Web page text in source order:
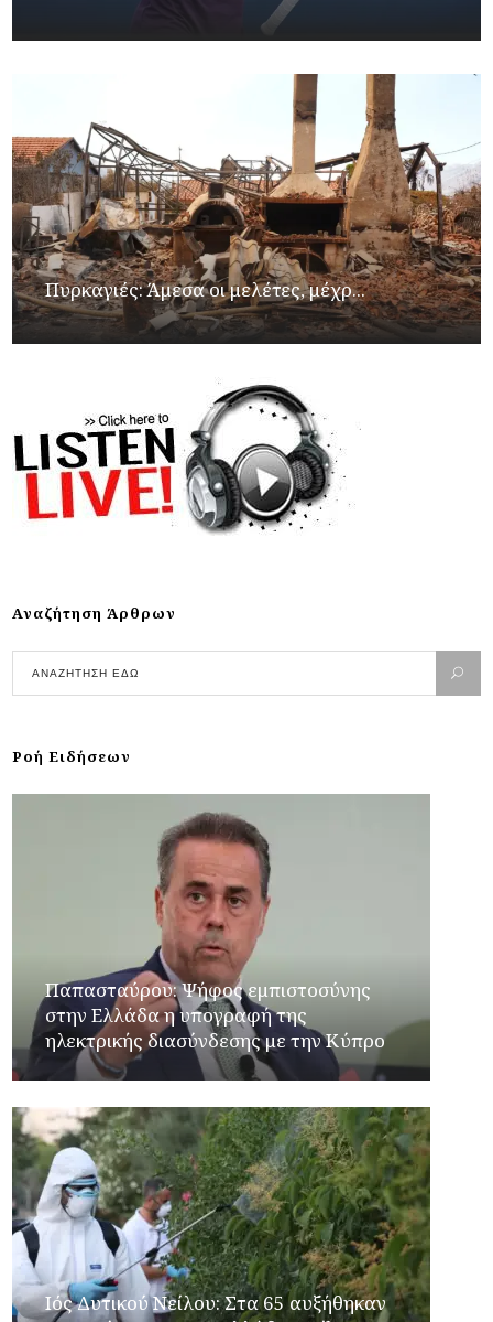
Πυρκαγιές: Άμεσα οι μελέτες, μέχρ...
Αναζήτηση Άρθρων
Ροή Ειδήσεων
Παπασταύρου: Ψήφος εμπιστοσύνης
στην Ελλάδα η υπογραφή της
ηλεκτρικής διασύνδεσης με την Κύπρο
Ιός Δυτικού Νείλου: Στα 65 αυξήθηκαν